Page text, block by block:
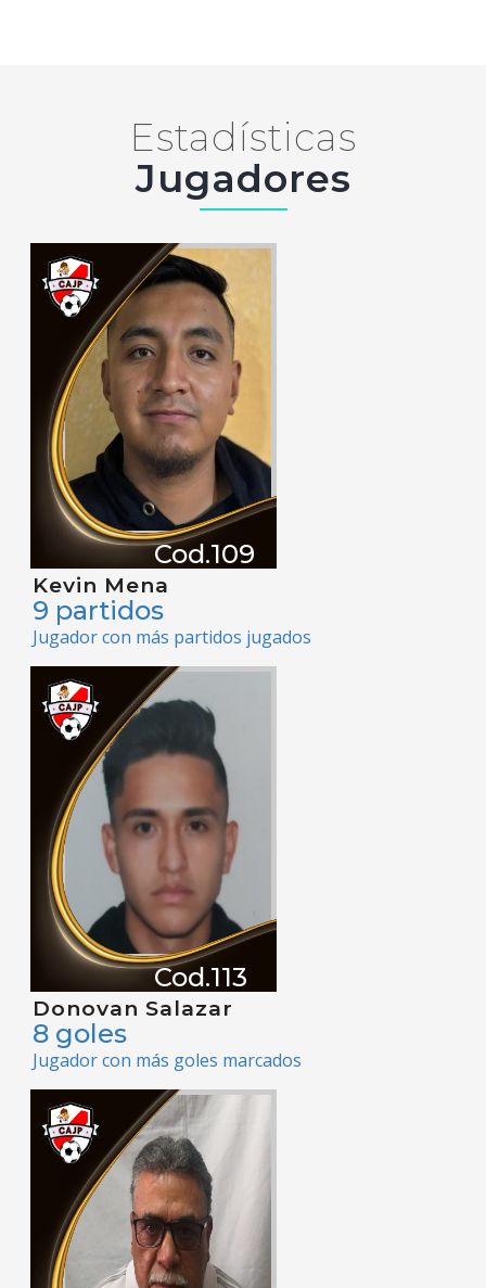
Estadísticas
Jugadores
Cod.109
Kevin Mena
9 partidos
Jugador con más partidos jugados
Cod.113
Donovan Salazar
8 goles
Jugador con más goles marcados